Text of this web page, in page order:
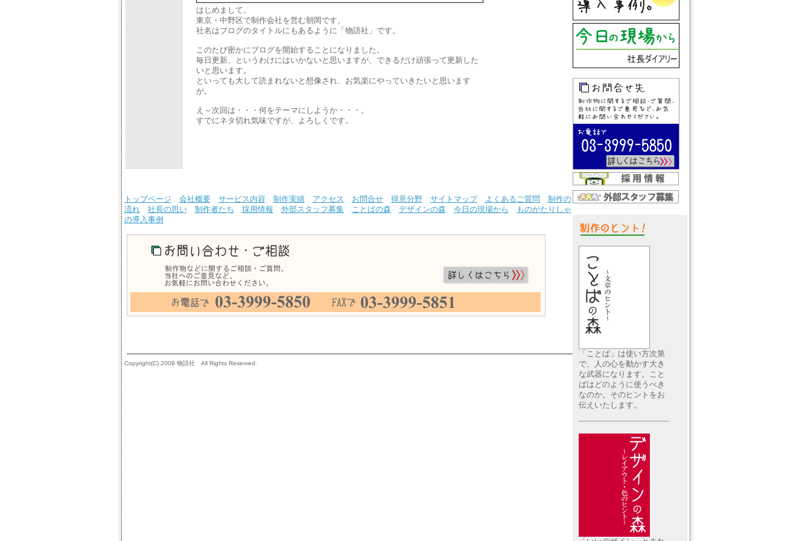
はじめまして。
東京・中野区で制作会社を営む朝岡です。
社名はブログのタイトルにもあるように「物語社」です。
このたび密かにブログを開始することになりました。
毎日更新、というわけにはいかないと思いますが、できるだけ頑張って更新した
いと思います。
といっても大して読まれないと想像され、お気楽にやっていきたいと思います
が。
え～次回は・・・何をテーマにしようか・・・。
すでにネタ切れ気味ですが、よろしくです。
トップページ 会社概要 サービス内容 制作実績 アクセス お問合せ 得意分野 サイトマップ よくあるご質問
制作の
流れ
社長の思い 制作者たち 採用情報 外部スタッフ募集 ことばの森 デザインの森 今日の現場から
ものがたりしゃ
の導入事例
Copyright(C) 2009 物語社 All Rights Reserved.
「ことば」は使い方次第
で、人の心を動かす大き
な武器になります。こと
ばはどのように使うべき
なのか。そのヒントをお
伝えいたします。